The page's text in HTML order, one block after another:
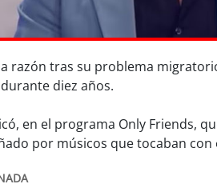
razón tras su problema
diez años.
en el programa Only Friends,
por músicos que tocaban con